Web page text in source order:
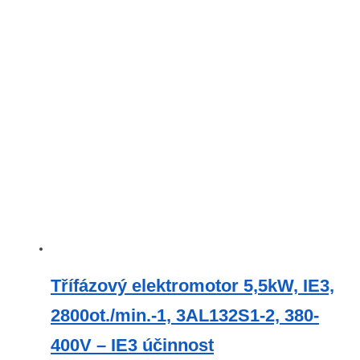
Třífázový elektromotor 5,5kW, IE3,
2800ot./min.-1, 3AL132S1-2, 380-
400V – IE3 účinnost